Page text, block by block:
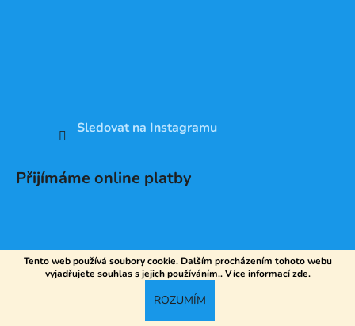
Tento web používá soubory cookie. Dalším procházením tohoto webu
vyjadřujete souhlas s jejich používáním.. Více informacízde.
ROZUMÍM
Sledovat na Instagramu
Přijímáme online platby
Vytvořil Shoptet
DV SPORT. Všechna práva vyhrazena.